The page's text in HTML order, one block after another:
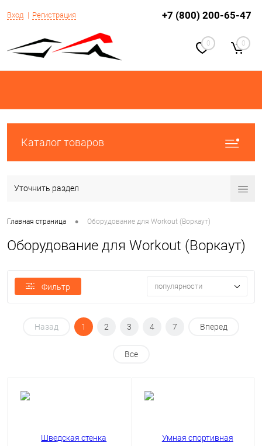
Вход Регистрация +7 (800) 200-65-47
0 0
Каталог товаров
Уточнить раздел
Главная страница • Оборудование для Workout (Воркаут)
Оборудование для Workout (Воркаут)
Фильтр популярности
Назад 1 2 3 4 7 Вперед
Все